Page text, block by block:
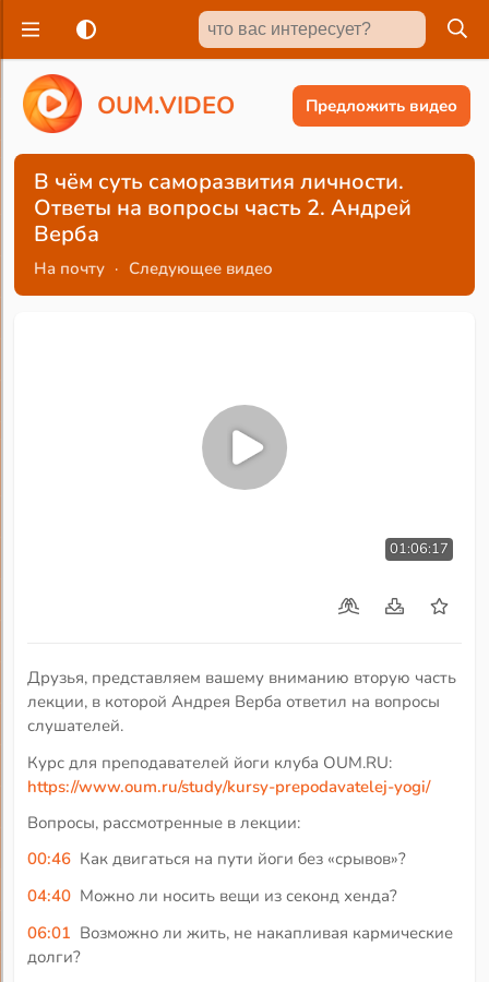
OUM.VIDEO Предложить видео
В чём суть саморазвития личности.
Ответы на вопросы часть 2. Андрей
Верба
На почту · Следующее видео
01:06:17
Друзья, представляем вашему вниманию вторую часть
лекции, в которой Андрея Верба ответил на вопросы
слушателей.
Курс для преподавателей йоги клуба OUM.RU:
https://www.oum.ru/study/kursy-prepodavatelej-yogi/
Вопросы, рассмотренные в лекции:
00:46 Как двигаться на пути йоги без «срывов»?
04:40 Можно ли носить вещи из секонд хенда?
06:01 Возможно ли жить, не накапливая кармические
долги?